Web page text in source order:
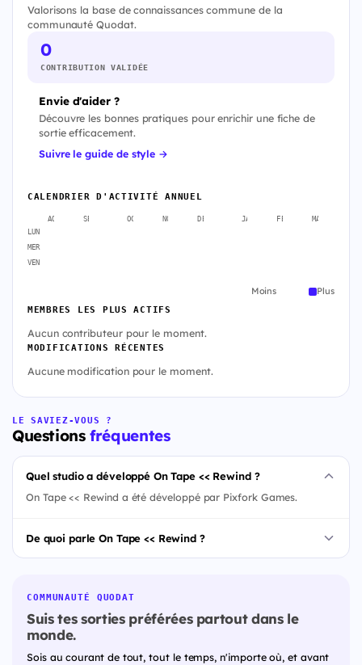
Valorisons la base de connaissances commune de la
communauté Quodat.
0
CONTRIBUTION VALIDÉE
Envie d'aider ?
Découvre les bonnes pratiques pour enrichir une fiche de
sortie efficacement.
Suivre le guide de style →
CALENDRIER D'ACTIVITÉ ANNUEL
AOÛT SEPT. OCT. NOV. DÉC. JANV. FÉVR. MARS
LUN
MER
VEN
Moins Plus
MEMBRES LES PLUS ACTIFS
Aucun contributeur pour le moment.
MODIFICATIONS RÉCENTES
Aucune modification pour le moment.
LE SAVIEZ-VOUS ?
Questionsfréquentes
Quel studio a développé On Tape << Rewind ?
On Tape << Rewind a été développé par Pixfork Games.
De quoi parle On Tape << Rewind ?
COMMUNAUTÉ QUODAT
Suis tes sorties préférées partout dans le
monde.
Sois au courant de tout, tout le temps, n'importe où, et avant